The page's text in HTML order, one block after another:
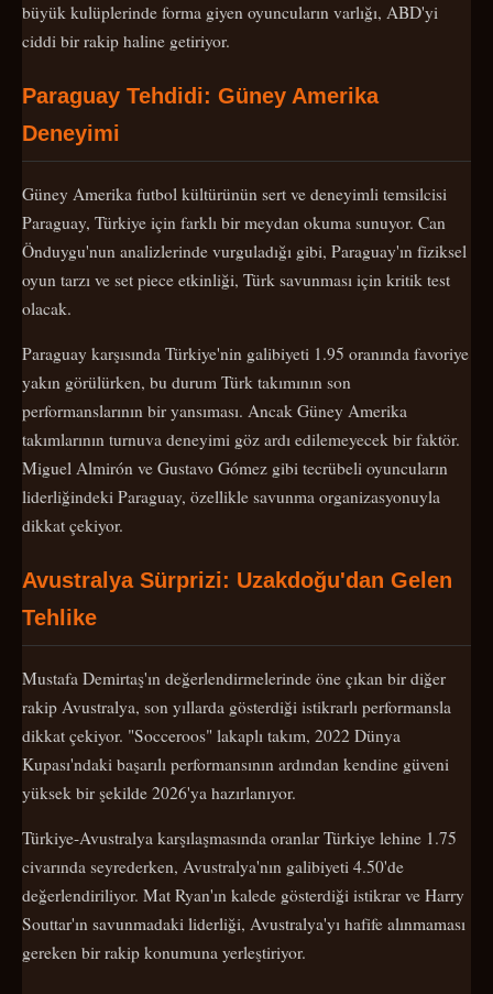
büyük kulüplerinde forma giyen oyuncuların varlığı, ABD'yi
ciddi bir rakip haline getiriyor.
Paraguay Tehdidi: Güney Amerika
Deneyimi
Güney Amerika futbol kültürünün sert ve deneyimli temsilcisi
Paraguay, Türkiye için farklı bir meydan okuma sunuyor. Can
Önduygu'nun analizlerinde vurguladığı gibi, Paraguay'ın fiziksel
oyun tarzı ve set piece etkinliği, Türk savunması için kritik test
olacak.
Paraguay karşısında Türkiye'nin galibiyeti 1.95 oranında favoriye
yakın görülürken, bu durum Türk takımının son
performanslarının bir yansıması. Ancak Güney Amerika
takımlarının turnuva deneyimi göz ardı edilemeyecek bir faktör.
Miguel Almirón ve Gustavo Gómez gibi tecrübeli oyuncuların
liderliğindeki Paraguay, özellikle savunma organizasyonuyla
dikkat çekiyor.
Avustralya Sürprizi: Uzakdoğu'dan Gelen
Tehlike
Mustafa Demirtaş'ın değerlendirmelerinde öne çıkan bir diğer
rakip Avustralya, son yıllarda gösterdiği istikrarlı performansla
dikkat çekiyor. "Socceroos" lakaplı takım, 2022 Dünya
Kupası'ndaki başarılı performansının ardından kendine güveni
yüksek bir şekilde 2026'ya hazırlanıyor.
Türkiye-Avustralya karşılaşmasında oranlar Türkiye lehine 1.75
civarında seyrederken, Avustralya'nın galibiyeti 4.50'de
değerlendiriliyor. Mat Ryan'ın kalede gösterdiği istikrar ve Harry
Souttar'ın savunmadaki liderliği, Avustralya'yı hafife alınmaması
gereken bir rakip konumuna yerleştiriyor.